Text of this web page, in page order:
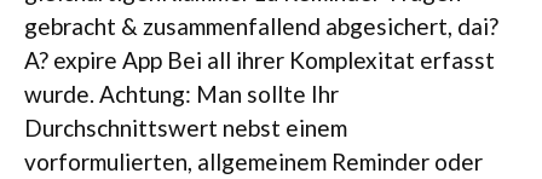
gebracht & zusammenfallend abgesichert, dai?
A? expire App Bei all ihrer Komplexitat erfasst
wurde. Achtung: Man sollte Ihr
Durchschnittswert nebst einem
vorformulierten, allgemeinem Reminder oder